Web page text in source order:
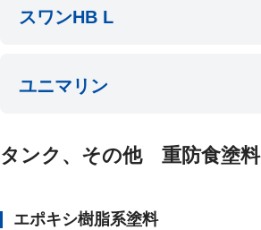
スワンHB L
ユニマリン
タンク、その他 重防食塗料
エポキシ樹脂系塗料